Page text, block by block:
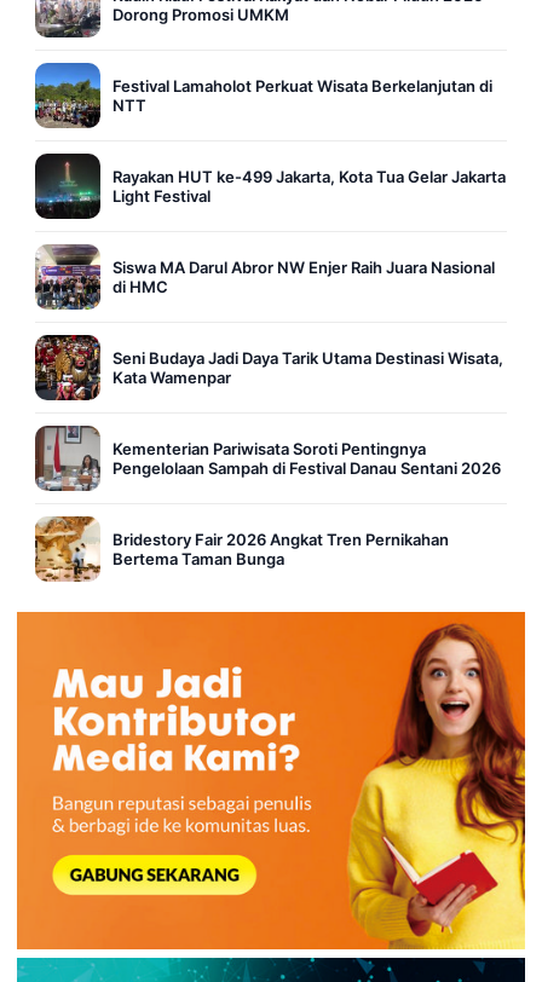
Dorong Promosi UMKM
Festival Lamaholot Perkuat Wisata Berkelanjutan di
NTT
Rayakan HUT ke-499 Jakarta, Kota Tua Gelar Jakarta
Light Festival
Siswa MA Darul Abror NW Enjer Raih Juara Nasional
di HMC
Seni Budaya Jadi Daya Tarik Utama Destinasi Wisata,
Kata Wamenpar
Kementerian Pariwisata Soroti Pentingnya
Pengelolaan Sampah di Festival Danau Sentani 2026
Bridestory Fair 2026 Angkat Tren Pernikahan
Bertema Taman Bunga